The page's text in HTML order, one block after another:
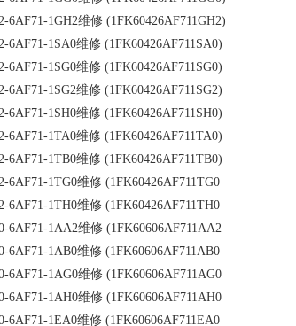
6AF71-1GH2维修 (1FK60426AF711GH2)
6AF71-1SA0维修 (1FK60426AF711SA0)
6AF71-1SG0维修 (1FK60426AF711SG0)
6AF71-1SG2维修 (1FK60426AF711SG2)
6AF71-1SH0维修 (1FK60426AF711SH0)
6AF71-1TA0维修 (1FK60426AF711TA0)
6AF71-1TB0维修 (1FK60426AF711TB0)
6AF71-1TG0维修 (1FK60426AF711TG0
6AF71-1TH0维修 (1FK60426AF711TH0
6AF71-1AA2维修 (1FK60606AF711AA2
6AF71-1AB0维修 (1FK60606AF711AB0
6AF71-1AG0维修 (1FK60606AF711AG0
6AF71-1AH0维修 (1FK60606AF711AH0
6AF71-1EA0维修 (1FK60606AF711EA0